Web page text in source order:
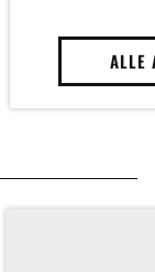
ALLE